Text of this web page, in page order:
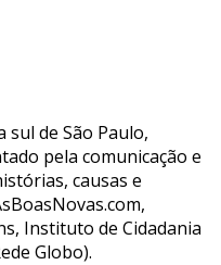
de São Paulo,
pela comunicação e
causas e
Instituto de Cidadania
Globo).